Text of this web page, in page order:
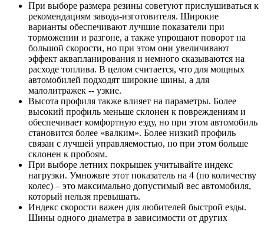
При выборе размера резины советуют прислушиваться к
рекомендациям завода-изготовителя. Широкие
варианты обеспечивают лучшие показатели при
торможении и разгоне, а также упрощают поворот на
большой скорости, но при этом они увеличивают
эффект аквапланирования и немного сказываются на
расходе топлива. В целом считается, что для мощных
автомобилей подходят широкие шины, а для
малолитражек -- узкие.
Высота профиля также влияет на параметры. Более
высокий профиль меньше склонен к повреждениям и
обеспечивает комфортную езду, но при этом автомобиль
становится более «валким». Более низкий профиль
связан с лучшей управляемостью, но при этом больше
склонен к пробоям.
При выборе летних покрышек учитывайте индекс
нагрузки. Умножьте этот показатель на 4 (по количеству
колес) – это максимально допустимый вес автомобиля,
который нельзя превышать.
Индекс скорости важен для любителей быстрой езды.
Шины одного диаметра в зависимости от других